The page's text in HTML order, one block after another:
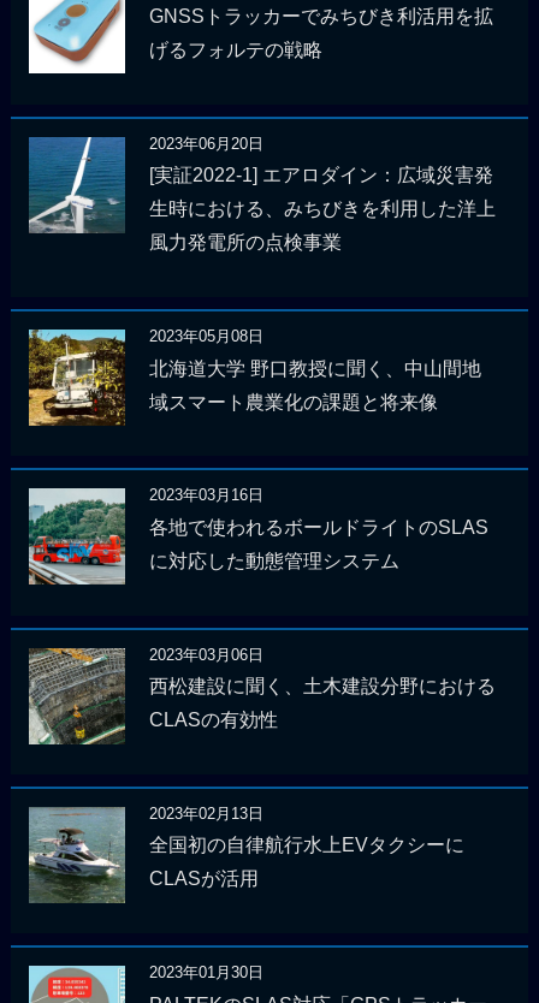
GNSSトラッカーでみちびき利活用を拡
げるフォルテの戦略
2023年06月20日
[実証2022-1] エアロダイン：広域災害発
生時における、みちびきを利用した洋上
風力発電所の点検事業
2023年05月08日
北海道大学 野口教授に聞く、中山間地
域スマート農業化の課題と将来像
2023年03月16日
各地で使われるボールドライトのSLAS
に対応した動態管理システム
2023年03月06日
西松建設に聞く、土木建設分野における
CLASの有効性
2023年02月13日
全国初の自律航行水上EVタクシーに
CLASが活用
2023年01月30日